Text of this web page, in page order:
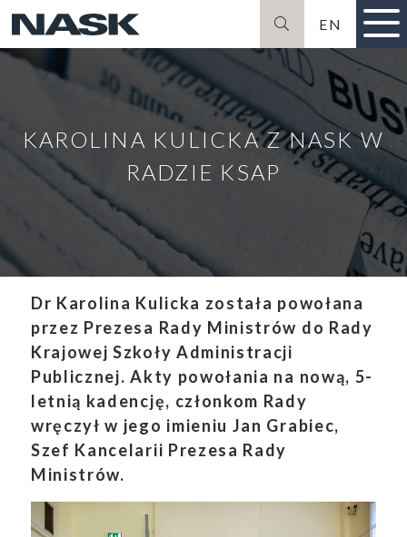
EN
KAROLINA KULICKA Z NASK W
RADZIE KSAP
Dr Karolina Kulicka została powołana
przez Prezesa Rady Ministrów do Rady
Krajowej Szkoły Administracji
Publicznej. Akty powołania na nową, 5-
letnią kadencję, członkom Rady
wręczył w jego imieniu Jan Grabiec,
Szef Kancelarii Prezesa Rady
Ministrów.